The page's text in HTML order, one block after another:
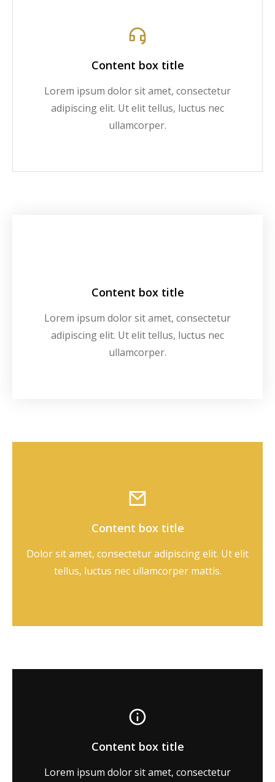
Content box title
Lorem ipsum dolor sit amet, consectetur
adipiscing elit. Ut elit tellus, luctus nec
ullamcorper.
Content box title
Lorem ipsum dolor sit amet, consectetur
adipiscing elit. Ut elit tellus, luctus nec
ullamcorper.
Content box title
Dolor sit amet, consectetur adipiscing elit. Ut elit
tellus, luctus nec ullamcorper mattis.
Content box title
Lorem ipsum dolor sit amet, consectetur